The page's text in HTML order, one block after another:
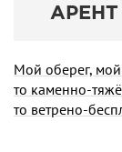
АРЕНТ
Мой оберег,
то каменно-
то ветрено-